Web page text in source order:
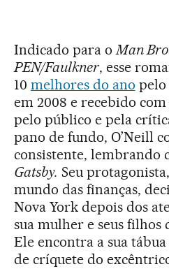
Indicado para oMan
PEN/Faulkner, esse
10 melhores do ano pelo
em 2008 e recebido
pelo público e pela
pano de fundo, O’Neill
consistente, lembrando
Gatsby. Seu
mundo das finanças,
Nova York depois dos
sua mulher e seus filhos
Ele encontra a sua
de críquete do